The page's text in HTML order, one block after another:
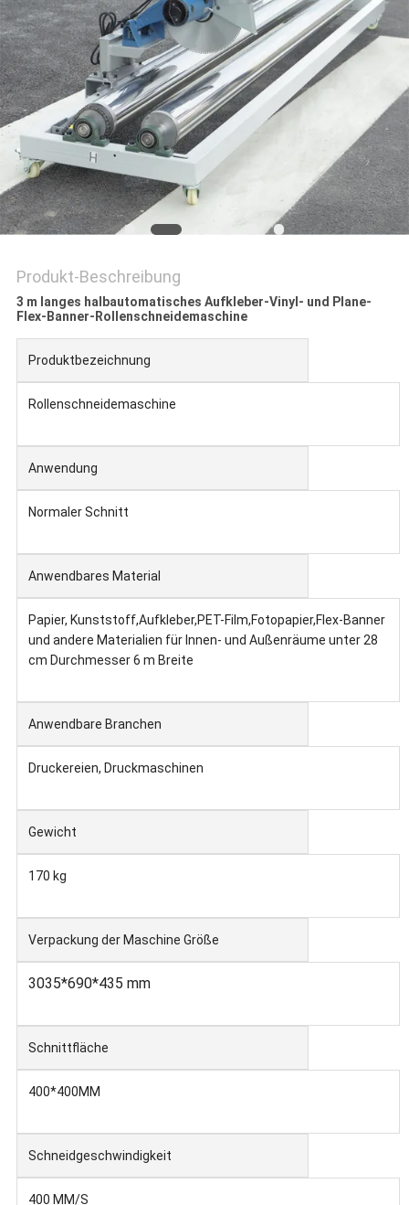
Produkt-Beschreibung
3 m langes halbautomatisches Aufkleber-Vinyl- und Plane-
Flex-Banner-Rollenschneidemaschine
Produktbezeichnung
Rollenschneidemaschine
Anwendung
Normaler Schnitt
Anwendbares Material
Papier, Kunststoff,Aufkleber,PET-Film,Fotopapier,Flex-Banner
und andere Materialien für Innen- und Außenräume unter 28
cm Durchmesser 6 m Breite
Anwendbare Branchen
Druckereien, Druckmaschinen
Gewicht
170 kg
Verpackung der Maschine Größe
3035*690*435 mm
Schnittfläche
400*400MM
Schneidgeschwindigkeit
400 MM/S